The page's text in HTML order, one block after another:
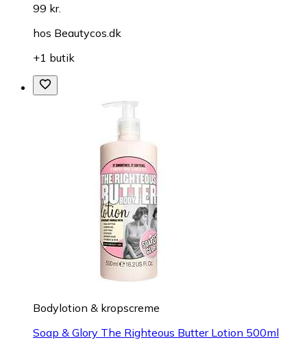
99 kr.
hos Beautycos.dk
+1 butik
Bodylotion & kropscreme
Soap & Glory The Righteous Butter Lotion 500ml